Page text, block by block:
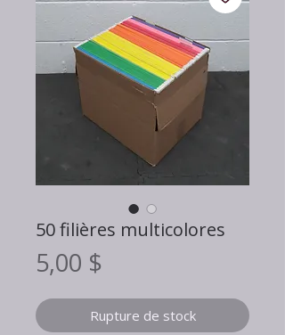
50 filières multicolores
5,00 $
Rupture de stock